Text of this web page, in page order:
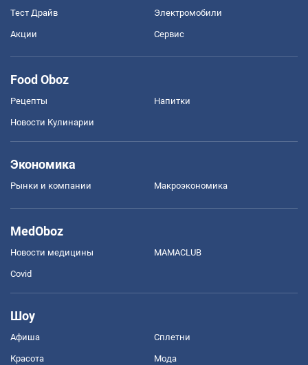
Тест Драйв Электромобили
Акции Сервис
Food Oboz
Рецепты Напитки
Новости Кулинарии
Экономика
Рынки и компании Mакроэкономика
MedOboz
Новости медицины MAMACLUB
Covid
Шоу
Афиша Сплетни
Красота Мода